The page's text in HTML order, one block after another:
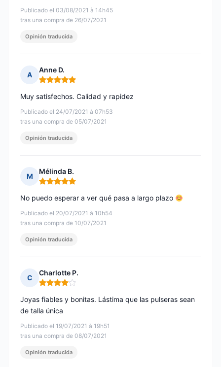
Publicado el 03/08/2021 à 14h45
tras una compra de 26/07/2021
Opinión traducida
A
Anne D.
Nota: 5 de 5
Publicado el 24/07/2021 à 07h53
tras una compra de 05/07/2021
Muy satisfechos. Calidad y rapidez
Opinión traducida
M
Mélinda B.
Nota: 5 de 5
Publicado el 20/07/2021 à 10h54
tras una compra de 10/07/2021
No puedo esperar a ver qué pasa a largo plazo
Opinión traducida
C
Charlotte P.
Nota: 4 de 5
Publicado el 19/07/2021 à 19h51
tras una compra de 08/07/2021
Joyas fiables y bonitas. Lástima que las pulseras sean
de talla única
Opinión traducida